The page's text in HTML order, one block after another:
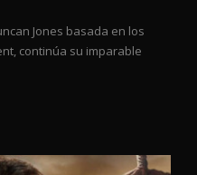
Jones basada en los
continúa su imparable